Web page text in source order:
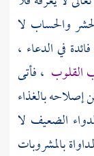
والحساب لا
في الدعاء ،
القلوب ، فأتى
إصلاحه بالغذاء
الضعيف لا
بالمشروبات